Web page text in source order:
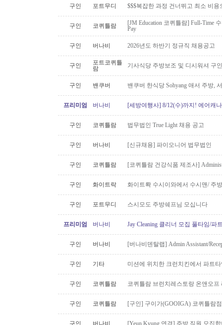
구인 포트무디 $$$복잡한 과정 건너뛰고 최소 비
구인 코퀴틀람
[JM Education 코퀴틀람] Full-Time
Pay
구인 버나비 2026년도 하반기 정규직 채용공고
구인
포트코퀴틀
람
기사식당 주방보조 및 디시워셔 구
구인 밴쿠버 밴쿠버 한식당 Sohyang 애서 주방,
프리미엄 버나비 [세방여행사] 8/12(수)까지! 에어캐
구인 코퀴틀람 법무법인 True Light 채용 공고
구인 버나비 [신규채용] 파이오니어 법무법인
구인 코퀴틀람 [코퀴틀람 건강식품 제조사]
구인 화이트락 화이트롹 수시이와에서 수시맨/ 주
구인 포트무디 스시모도 주방쉐프님 모십니다
프리미엄 버나비 Jay Cleaning 클리너 모집 풀타임/파
구인 버나비 [버나비덴탈랩] Admin Assistant/
구인 기타 미션에 위치한 크런치킨에서 파트
구인 코퀴틀람 코퀴틀람 브런치레스토랑 온앤오
구인 코퀴틀람 [구인] 구이가(GOOIGA) 코퀴틀람
구인 버나비 [Yeun Kyung 연경] 주방 직원 모집